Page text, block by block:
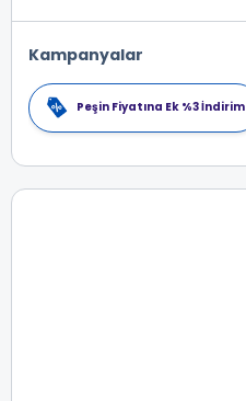
Kampanyalar
Peşin Fiyatına Ek %3 İndirim